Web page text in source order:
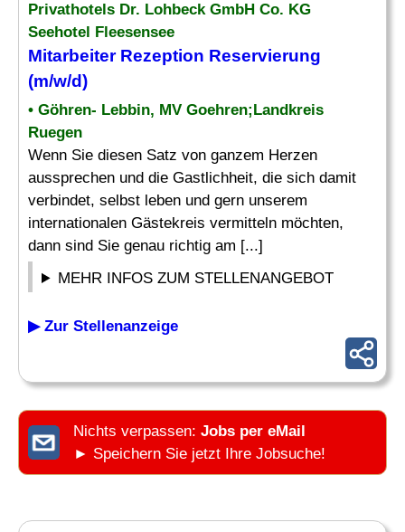
Privathotels Dr. Lohbeck GmbH Co. KG
Seehotel Fleesensee
Mitarbeiter Rezeption Reservierung
(m/w/d)
• Göhren- Lebbin, MV Goehren;Landkreis
Ruegen
Wenn Sie diesen Satz von ganzem Herzen
aussprechen und die Gastlichheit, die sich damit
verbindet, selbst leben und gern unserem
internationalen Gästekreis vermitteln möchten,
dann sind Sie genau richtig am [...]
MEHR INFOS ZUM STELLENANGEBOT
▶ Zur Stellenanzeige
Nichts verpassen: Jobs per eMail
► Speichern Sie jetzt Ihre Jobsuche!